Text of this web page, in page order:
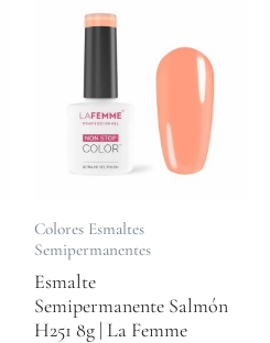
Colores Esmaltes
Semipermanentes
Esmalte
Semipermanente Salmón
H251 8g | La Femme